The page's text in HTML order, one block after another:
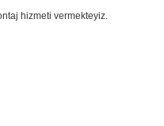
hizmeti vermekteyiz.
açıklamalarında ve diğer